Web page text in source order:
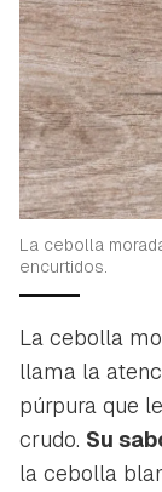
La cebolla
encurtidos.
La cebolla
llama la
púrpura que
crudo. Su
la cebolla